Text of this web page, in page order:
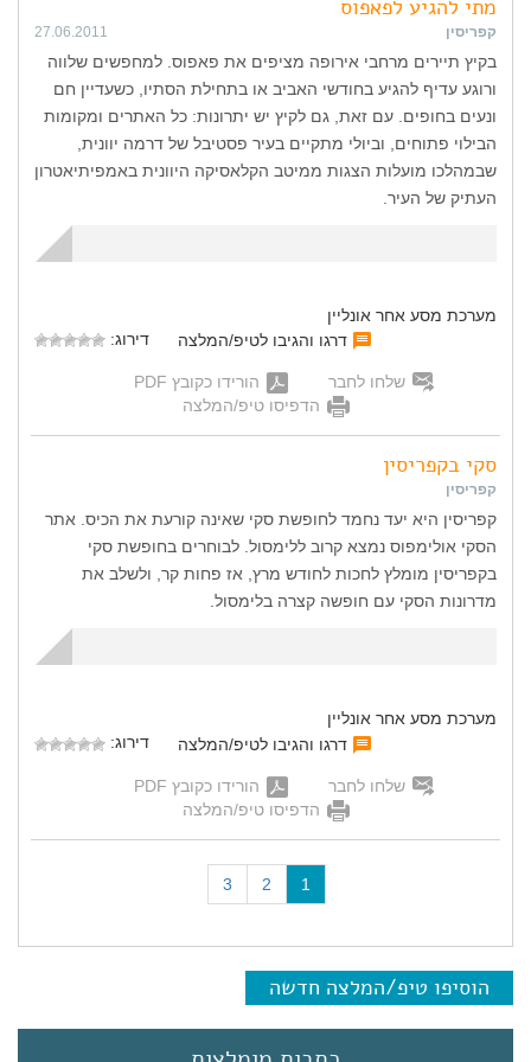
מתי להגיע לפאפוס
קפריסין 27.06.2011
בקיץ תיירים מרחבי אירופה מציפים את פאפוס. למחפשים שלווה
ורוגע עדיף להגיע בחודשי האביב או בתחילת הסתיו, כשעדיין חם
ונעים בחופים. עם זאת, גם לקיץ יש יתרונות: כל האתרים ומקומות
הבילוי פתוחים, וביולי מתקיים בעיר פסטיבל של דרמה יוונית,
שבמהלכו מועלות הצגות ממיטב הקלאסיקה היוונית באמפיתיאטרון
העתיק של העיר.
מערכת מסע אחר אונליין
דרגו והגיבו לטיפ/המלצה
דירוג:
שלחו לחבר
הורידו כקובץ PDF
הדפיסו טיפ/המלצה
סקי בקפריסין
קפריסין
קפריסין היא יעד נחמד לחופשת סקי שאינה קורעת את הכיס. אתר
הסקי אולימפוס נמצא קרוב ללימסול. לבוחרים בחופשת סקי
בקפריסין מומלץ לחכות לחודש מרץ, אז פחות קר, ולשלב את
מדרונות הסקי עם חופשה קצרה בלימסול.
מערכת מסע אחר אונליין
דרגו והגיבו לטיפ/המלצה
דירוג:
שלחו לחבר
הורידו כקובץ PDF
הדפיסו טיפ/המלצה
1
c
r
e
n
2
3
הוסיפו טיפ/המלצה חדשה